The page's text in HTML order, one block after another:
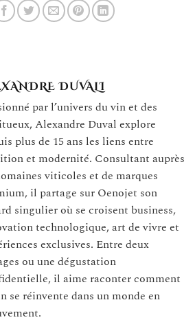
DUVALI
par l’univers du vin et des
Alexandre Duval explore
plus de 15 ans les liens entre
et modernité. Consultant auprès
viticoles et de marques
il partage sur Oenojet son
singulier où se croisent business,
technologique, art de vivre et
exclusives. Entre deux
ou une dégustation
il aime raconter comment
se réinvente dans un monde en